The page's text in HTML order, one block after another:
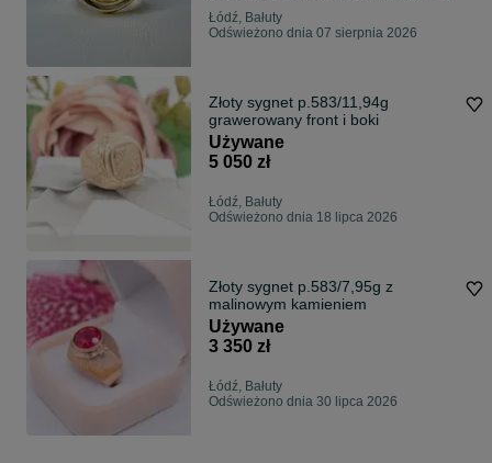
Łódź, Bałuty
Odświeżono dnia 07 sierpnia 2026
Złoty sygnet p.583/11,94g
grawerowany front i boki
Używane
5 050 zł
Łódź, Bałuty
Odświeżono dnia 18 lipca 2026
Złoty sygnet p.583/7,95g z
malinowym kamieniem
Używane
3 350 zł
Łódź, Bałuty
Odświeżono dnia 30 lipca 2026